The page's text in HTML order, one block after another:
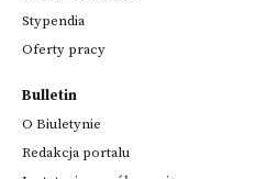
Stypendia
Oferty pracy
Bulletin
O Biuletynie
Redakcja portalu